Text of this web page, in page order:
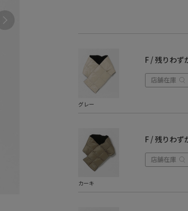
グレー
F / 残りわず
店舗在庫
カーキ
F / 残りわず
店舗在庫